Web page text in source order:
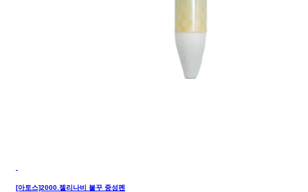
[아토스]2000.젤리나비 볼꾸 중성펜